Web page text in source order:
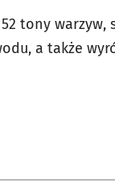
tony warzyw,
a także